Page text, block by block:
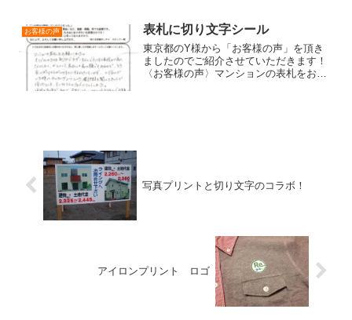
お客様の声 表札に切り文字シール
東京都のY様から「お客様の声」を頂き
ましたのでご紹介させていただきます！
〈お客様の声〉マンションの表札をお願
写真プリントと切り文字のコラボ！
アイロンプリント ロゴ